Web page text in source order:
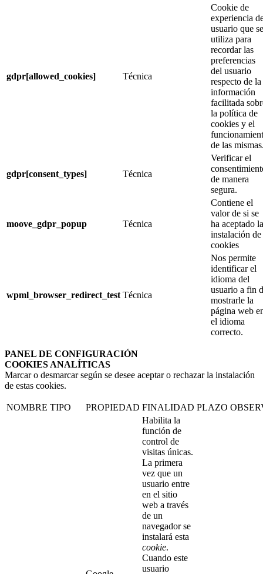
gdpr[allowed_cookies] Técnica
Cookie de
experiencia
usuario que se
utiliza para
recordar las
preferencias
del usuario
respecto de la
información
facilitada
la política de
cookies y el
de las
gdpr[consent_types] Técnica
Verificar el
de manera
segura.
moove_gdpr_popup Técnica
Contiene el
valor de si se
ha aceptado la
instalación de
cookies
wpml_browser_redirect_test Técnica
Nos permite
identificar el
idioma del
usuario a fin
mostrarle la
página web
el idioma
correcto.
PANEL DE CONFIGURACIÓN
COOKIES ANALÍTICAS
Marcar o desmarcar según se desee aceptar o rechazar la instalación
de estas cookies.
NOMBRE TIPO PROPIEDAD FINALIDAD PLAZO
Habilita la
función de
control de
visitas únicas.
La primera
vez que un
usuario entre
en el sitio
web a través
de un
navegador se
instalará esta
cookie.
Cuando este
usuario